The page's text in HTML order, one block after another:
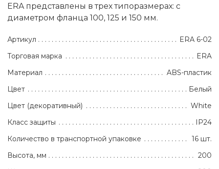
ERA представлены в трех типоразмерах: с
диаметром фланца 100, 125 и 150 мм.
Артикул
ERA 6-02
Торговая марка
ERA
Материал
ABS-пластик
Цвет
Белый
Цвет (декоративный)
White
Класс защиты
IP24
Количество в транспортной упаковке
16 шт.
Высота, мм
200